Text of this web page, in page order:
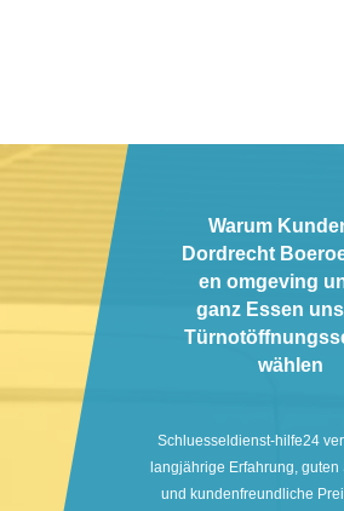
Warum
Dordrecht
en omgeving
ganz Essen
wählen
Schluesseldienst-hilfe24
langjährige Erfahrung, guten
und kundenfreundliche